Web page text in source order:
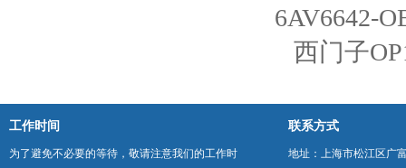
6AV6642-
西门子
工作时间
为了避免不必要的等待，敬请注意我们的工作时
联系方式
地址：上海市松江区广